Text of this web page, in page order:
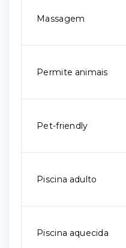
Massagem
Permite animais
Pet-friendly
Piscina adulto
Piscina aquecida